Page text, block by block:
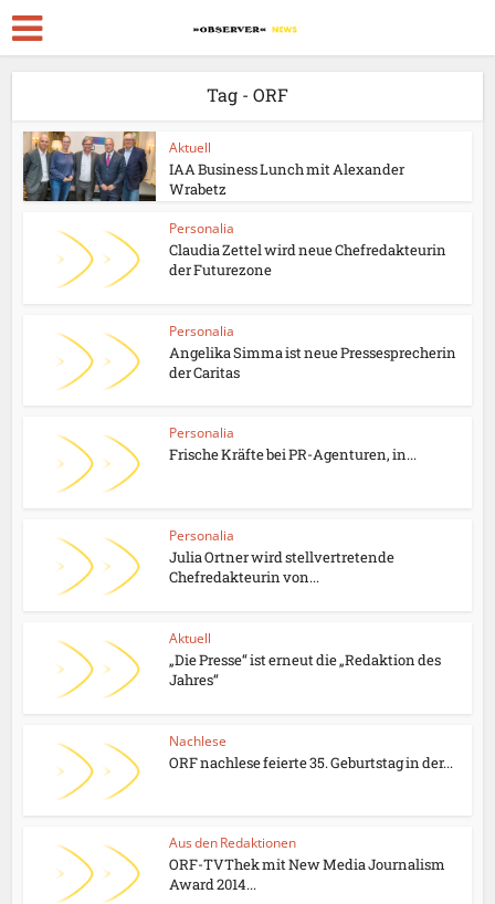
Tag - ORF
Aktuell
IAA Business Lunch mit Alexander
Wrabetz
Personalia
Claudia Zettel wird neue Chefredakteurin
der Futurezone
Personalia
Angelika Simma ist neue Pressesprecherin
der Caritas
Personalia
Frische Kräfte bei PR-Agenturen, in...
Personalia
Julia Ortner wird stellvertretende
Chefredakteurin von...
Aktuell
„Die Presse“ ist erneut die „Redaktion des
Jahres“
Nachlese
ORF nachlese feierte 35. Geburtstag in der...
Aus den Redaktionen
ORF-TVThek mit New Media Journalism
Award 2014...